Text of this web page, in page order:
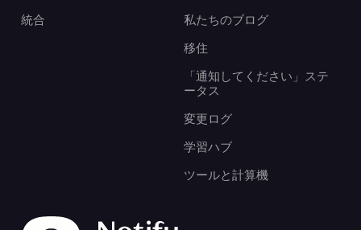
私たちのブログ
移住
「通知してください」ステ
ータス
変更ログ
学習ハブ
ツールと計算機
統合